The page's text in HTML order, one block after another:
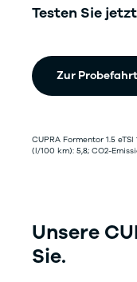
Testen Sie
Zur Probefahrt
CUPRA Formentor 1.5
(l/100 km): 5,8; CO2-
Unsere
Sie.